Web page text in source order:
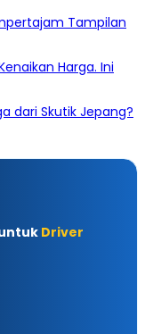
Tampilan
Harga. Ini
dari Skutik Jepang?
Driver